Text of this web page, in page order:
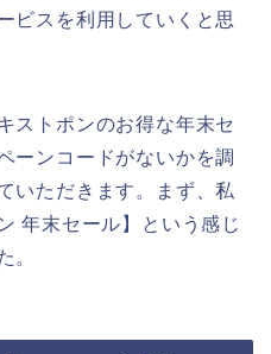
ビスを利用していくと思
ストポンのお得な年末セ
ーンコードがないかを調
いただきます。まず、私
年末セール】という感じ
。